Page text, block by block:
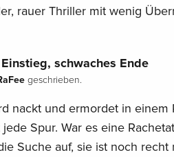
rauer Thriller mit wenig
schwaches Ende
geschrieben.
nackt und ermordet in einem
Spur. War es eine
Suche auf, sie ist noch